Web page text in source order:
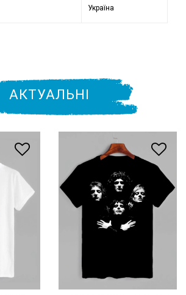
Україна
АКТУАЛЬНІ